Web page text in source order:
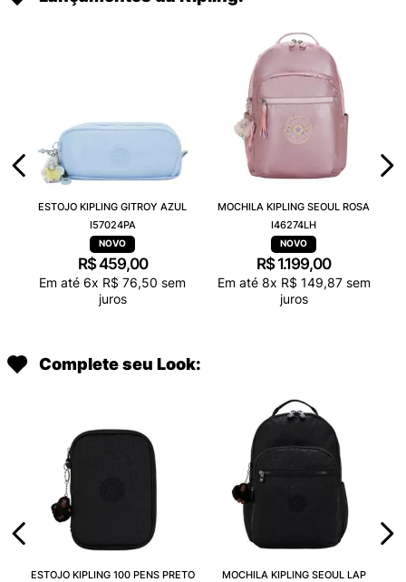
ESTOJO KIPLING GITROY AZUL
I57024PA
R$459,00
Em até 6x R$ 76,50 sem
juros
MOCHILA KIPLING SEOUL ROSA
I46274LH
R$ 1.199,00
Em até 8x R$ 149,87sem
juros
Complete seu Look:
ESTOJO KIPLING 100 PENS PRETO
MOCHILA KIPLING SEOUL LAP